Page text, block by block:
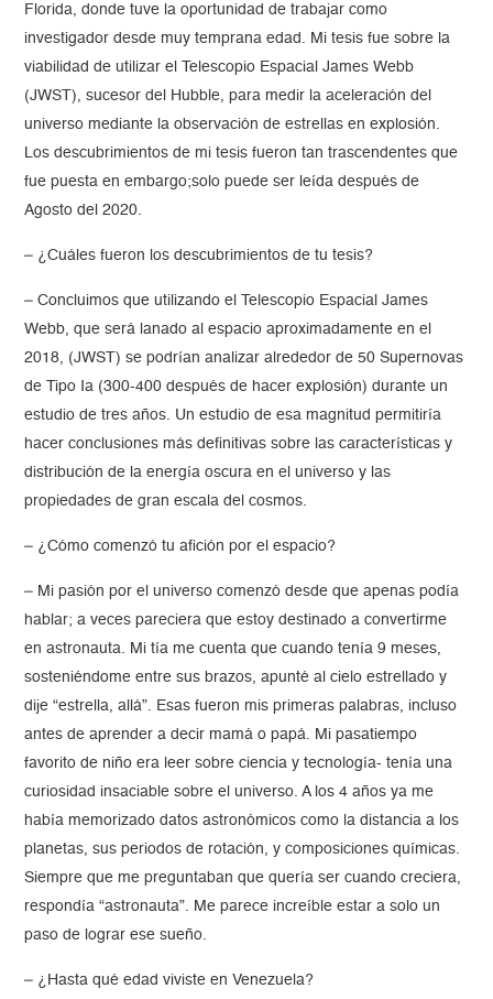
Florida, donde tuve la oportunidad de trabajar como
investigador desde muy temprana edad. Mi tesis fue sobre la
viabilidad de utilizar el Telescopio Espacial James Webb
(JWST), sucesor del Hubble, para medir la aceleración del
universo mediante la observación de estrellas en explosión.
Los descubrimientos de mi tesis fueron tan trascendentes que
fue puesta en embargo;solo puede ser leída después de
Agosto del 2020.
– ¿Cuáles fueron los descubrimientos de tu tesis?
– Concluimos que utilizando el Telescopio Espacial James
Webb, que será lanado al espacio aproximadamente en el
2018, (JWST) se podrían analizar alrededor de 50 Supernovas
de Tipo Ia (300-400 después de hacer explosión) durante un
estudio de tres años. Un estudio de esa magnitud permitiría
hacer conclusiones más definitivas sobre las características y
distribución de la energía oscura en el universo y las
propiedades de gran escala del cosmos.
– ¿Cómo comenzó tu afición por el espacio?
– Mi pasión por el universo comenzó desde que apenas podía
hablar; a veces pareciera que estoy destinado a convertirme
en astronauta. Mi tía me cuenta que cuando tenía 9 meses,
sosteniéndome entre sus brazos, apunté al cielo estrellado y
dije “estrella, allá”. Esas fueron mis primeras palabras, incluso
antes de aprender a decir mamá o papá. Mi pasatiempo
favorito de niño era leer sobre ciencia y tecnología- tenía una
curiosidad insaciable sobre el universo. A los 4 años ya me
había memorizado datos astronómicos como la distancia a los
planetas, sus periodos de rotación, y composiciones químicas.
Siempre que me preguntaban que quería ser cuando creciera,
respondía “astronauta”. Me parece increíble estar a solo un
paso de lograr ese sueño.
– ¿Hasta qué edad viviste en Venezuela?